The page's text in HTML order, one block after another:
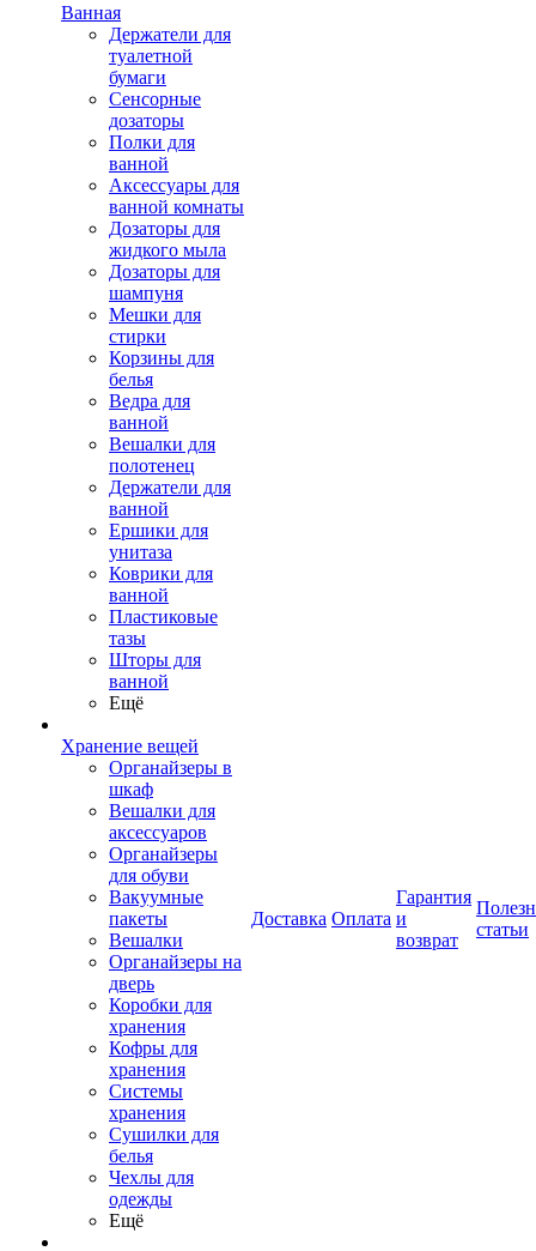
Ванная
Держатели для
туалетной
бумаги
Сенсорные
дозаторы
Полки для
ванной
Аксессуары для
ванной комнаты
Дозаторы для
жидкого мыла
Дозаторы для
шампуня
Мешки для
стирки
Корзины для
белья
Ведра для
ванной
Вешалки для
полотенец
Держатели для
ванной
Ершики для
унитаза
Коврики для
ванной
Пластиковые
тазы
Шторы для
ванной
Ещё
Хранение вещей
Органайзеры в
шкаф
Вешалки для
аксессуаров
Органайзеры
для обуви
Вакуумные
пакеты
Вешалки
Органайзеры на
дверь
Коробки для
хранения
Кофры для
хранения
Системы
хранения
Сушилки для
белья
Чехлы для
одежды
Ещё
Доставка Оплата
Гарантия
и
возврат
статьи